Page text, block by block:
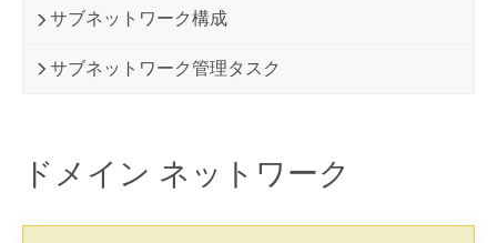
サブネットワーク構成
サブネットワーク管理タスク
ドメイン ネットワーク